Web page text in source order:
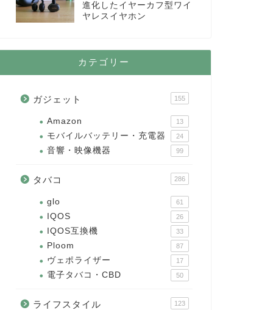
進化したイヤーカフ型ワイ
ヤレスイヤホン
カテゴリー
ガジェット 155
Amazon 13
モバイルバッテリー・充電器 24
音響・映像機器 99
タバコ 286
glo 61
IQOS 26
IQOS互換機 33
Ploom 87
ヴェポライザー 17
電子タバコ・CBD 50
ライフスタイル 123